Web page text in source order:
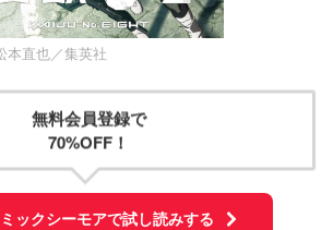
直也／集英社
無料会員登録で
70%OFF！
ックシーモアで試し読みする